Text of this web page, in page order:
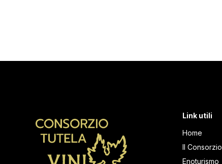
Link utili
Home
Il Consorzio
Enoturismo